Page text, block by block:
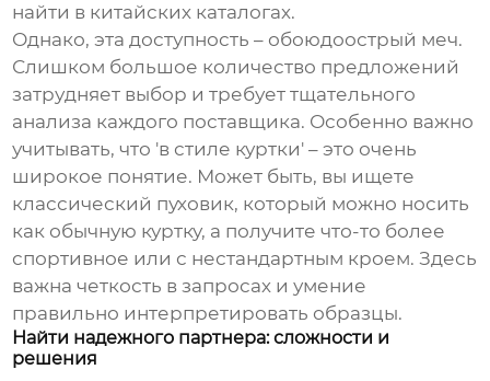
найти в китайских каталогах.
Однако, эта доступность – обоюдоострый меч.
Слишком большое количество предложений
затрудняет выбор и требует тщательного
анализа каждого поставщика. Особенно важно
учитывать, что 'в стиле куртки' – это очень
широкое понятие. Может быть, вы ищете
классический пуховик, который можно носить
как обычную куртку, а получите что-то более
спортивное или с нестандартным кроем. Здесь
важна четкость в запросах и умение
правильно интерпретировать образцы.
Найти надежного партнера: сложности и
решения